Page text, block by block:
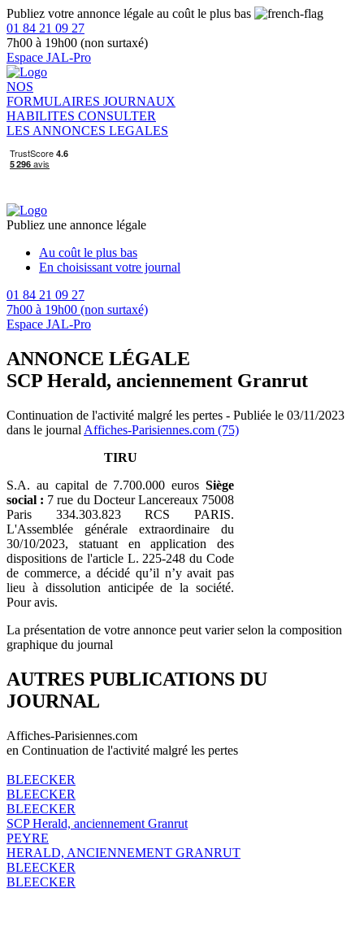
Publiez votre annonce légale au coût le plus bas
01 84 21 09 27
7h00 à 19h00 (non surtaxé)
Espace JAL-Pro
NOS
FORMULAIRES JOURNAUX
HABILITES CONSULTER
LES ANNONCES LEGALES
Publiez une annonce légale
Au coût le plus bas
En choisissant votre journal
01 84 21 09 27
7h00 à 19h00 (non surtaxé)
Espace JAL-Pro
ANNONCE LÉGALE
SCP Herald, anciennement Granrut
Continuation de l'activité malgré les pertes - Publiée le 03/11/2023
dans le journal Affiches-Parisiennes.com (75)
TIRU
S.A. au capital de 7.700.000 euros Siège
social : 7 rue du Docteur Lancereaux 75008
Paris 334.303.823 RCS PARIS.
L'Assemblée générale extraordinaire du
30/10/2023, statuant en application des
dispositions de l'article L. 225-248 du Code
de commerce, a décidé qu’il n’y avait pas
lieu à dissolution anticipée de la société.
Pour avis.
La présentation de votre annonce peut varier selon la composition
graphique du journal
AUTRES PUBLICATIONS DU
JOURNAL
Affiches-Parisiennes.com
en Continuation de l'activité malgré les pertes
BLEECKER
BLEECKER
BLEECKER
SCP Herald, anciennement Granrut
PEYRE
HERALD, ANCIENNEMENT GRANRUT
BLEECKER
BLEECKER